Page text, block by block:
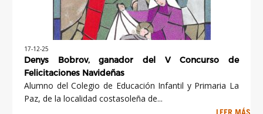
17-12-25
Denys Bobrov, ganador del V Concurso de
Felicitaciones Navideñas
Alumno del Colegio de Educación Infantil y Primaria La
Paz, de la localidad costasoleña de...
LEER MÁS